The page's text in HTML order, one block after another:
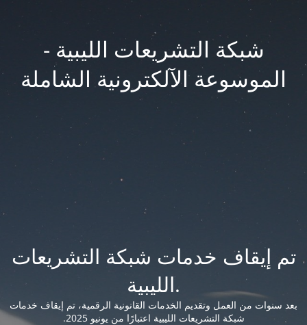
شبكة التشريعات الليبية -
الموسوعة الآلكترونية الشاملة
تم إيقاف خدمات شبكة التشريعات
الليبية.
بعد سنوات من العمل وتقديم الخدمات القانونية الرقمية، تم إيقاف خدمات
شبكة التشريعات الليبية اعتبارًا من يونيو 2025.